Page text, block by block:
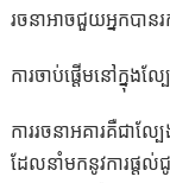
រចនាអាចជួយអ្នកបាន
ការចាប់ផ្តើមនៅក្នុងល្
ការរចនាអគារគឺជាល្
ដែលនាំមកនូវការផ្ត